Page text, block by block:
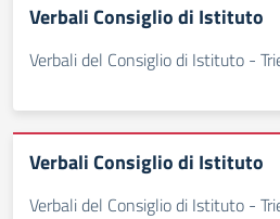
Verbali Consiglio di Istituto
Verbali del Consiglio di Istituto -
Verbali Consiglio di Istituto
Verbali del Consiglio di Istituto -